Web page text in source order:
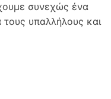
συνεχώς ένα
τους υπαλλήλους και